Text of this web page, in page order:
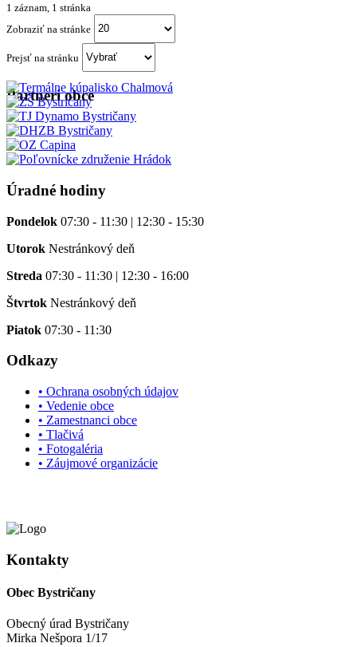
1 záznam, 1 stránka
Zobraziť na stránke
Prejsť na stránku
Partneri obce
Úradné hodiny
Pondelok 07:30 - 11:30 | 12:30 - 15:30
Utorok Nestránkový deň
Streda 07:30 - 11:30 | 12:30 - 16:00
Štvrtok Nestránkový deň
Piatok 07:30 - 11:30
Odkazy
• Ochrana osobných údajov
• Vedenie obce
• Zamestnanci obce
• Tlačivá
• Fotogaléria
• Záujmové organizácie
Kontakty
Obec Bystričany
Obecný úrad Bystričany
Mirka Nešpora 1/17